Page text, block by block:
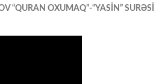
“QURAN OXUMAQ”-“YASİN” SURƏSİ